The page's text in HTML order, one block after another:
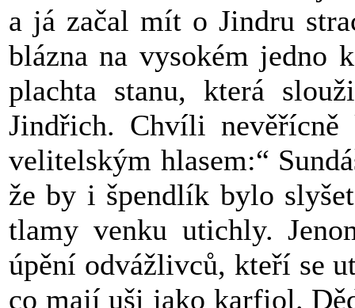
a já začal mít o Jindru
blázna na vysokém jedno
plachta stanu, která
Jindřich. Chvíli
velitelským hlasem:“
že by i špendlík bylo
tlamy venku utichly.
úpění odvážlivců, kteří se
co mají uši jako karfiol.